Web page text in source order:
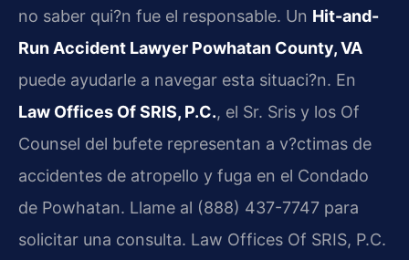
no saber qui?n fue el responsable. Un Hit-and-
Run Accident Lawyer Powhatan County, VA
puede ayudarle a navegar esta situaci?n. En
Law Offices Of SRIS, P.C., el Sr. Sris y los Of
Counsel del bufete representan a v?ctimas de
accidentes de atropello y fuga en el Condado
de Powhatan. Llame al (888) 437-7747 para
solicitar una consulta. Law Offices Of SRIS, P.C.